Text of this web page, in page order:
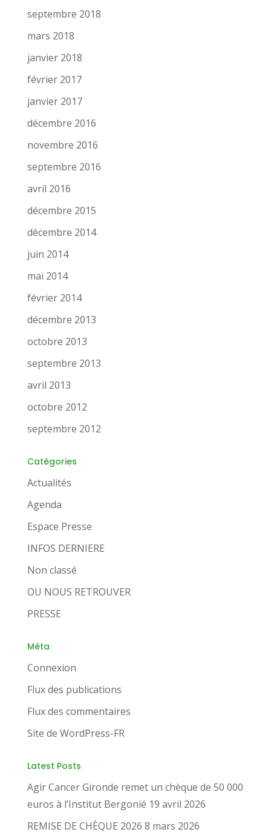
septembre 2018
mars 2018
janvier 2018
février 2017
janvier 2017
décembre 2016
novembre 2016
septembre 2016
avril 2016
décembre 2015
décembre 2014
juin 2014
mai 2014
février 2014
décembre 2013
octobre 2013
septembre 2013
avril 2013
octobre 2012
septembre 2012
Catégories
Actualités
Agenda
Espace Presse
INFOS DERNIERE
Non classé
OU NOUS RETROUVER
PRESSE
Méta
Connexion
Flux des publications
Flux des commentaires
Site de WordPress-FR
Latest Posts
Agir Cancer Gironde remet un chèque de 50 000
euros à l’Institut Bergonié 19 avril 2026
REMISE DE CHÈQUE 2026 8 mars 2026